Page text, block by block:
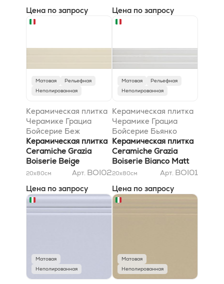
Цена по запросу Цена по запросу
Матовая
Рельефная
Неполированная
Керамическая плитка
Черамике Грациа
Бойсерие Беж
Кракеле 20x80
Керамическая плитка
Ceramiche Grazia
Boiserie Beige
Craquele 20x80
20x80см Арт. BOI02
Цена по запросу
Матовая
Рельефная
Неполированная
Керамическая плитка
Черамике Грациа
Бойсерие Бьянко
Матт 20x80
Керамическая плитка
Ceramiche Grazia
Boiserie Bianco Matt
20x80
20x80см Арт. BOI01
Цена по запросу
Матовая
Неполированная
Матовая
Неполированная